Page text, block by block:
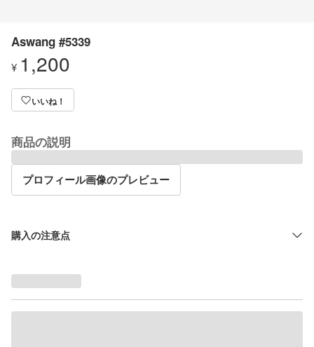
Aswang #5339
¥ 1,200
いいね！
商品の説明
プロフィール画像のプレビュー
購入の注意点